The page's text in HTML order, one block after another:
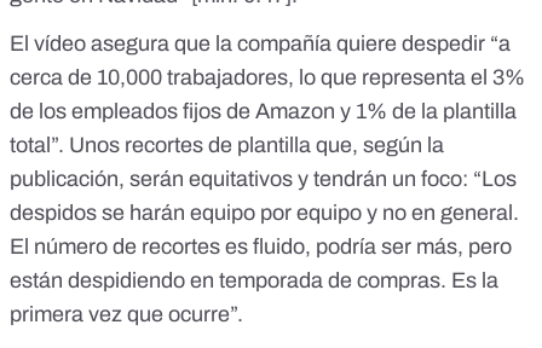
El vídeo asegura que la compañía quiere despedir “a
cerca de 10,000 trabajadores, lo que representa el 3%
de los empleados fijos de Amazon y 1% de la plantilla
total”. Unos recortes de plantilla que, según la
publicación, serán equitativos y tendrán un foco: “Los
despidos se harán equipo por equipo y no en general.
El número de recortes es fluido, podría ser más, pero
están despidiendo en temporada de compras. Es la
primera vez que ocurre”.